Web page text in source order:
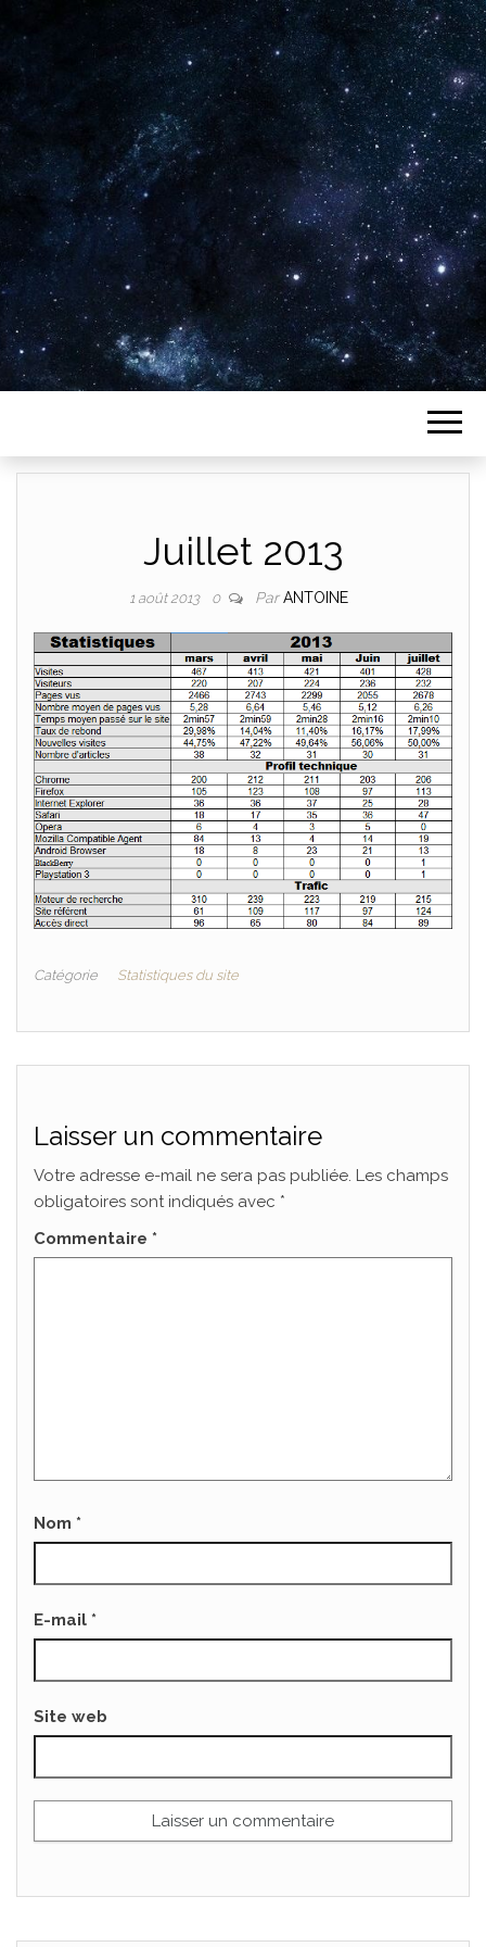
Plus de 2800 critiques de films
Juillet 2013
1 août 2013 0 ParANTOINE
Catégorie Statistiques du site
Laisser un commentaire
Votre adresse e-mail ne sera pas publiée. Les champs
obligatoires sont indiqués avec *
Commentaire *
Nom *
E-mail *
Site web